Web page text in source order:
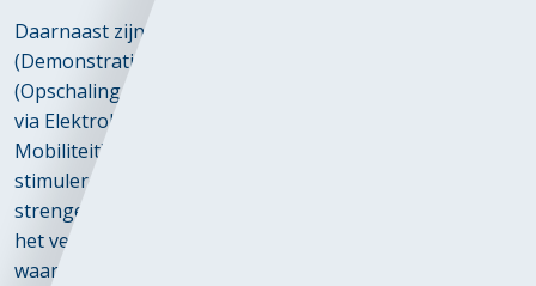
Daarnaast zijn er subsidieprogramma’s zoals de DEI+
(Demonstratie Energie- en Klimaatinnovatie), OWE
(Opschaling Volledig Hernieuwbare Waterstofproductie
via Elektrolyse) en SWIM (Subsidieregeling Waterstof in
Mobiliteit), die investeringen in waterstofprojecten
stimuleren. Ook hebben veel gemeenten inmiddels
strengere eisen opgenomen in aanbestedingen, zoals
het verplicht inzetten van emissievrije machines,
waarvoor bedrijven soms een fictieve korting krijgen. Dit